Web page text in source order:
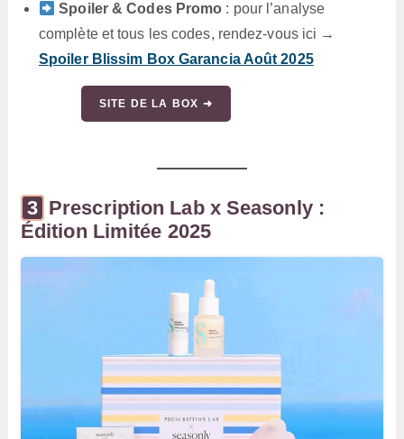
Spoiler & Codes Promo : pour l’analyse
complète et tous les codes, rendez-vous ici →
Spoiler Blissim Box Garancia Août 2025
SITE DE LA BOX ➜
Prescription Lab x Seasonly :
Édition Limitée 2025